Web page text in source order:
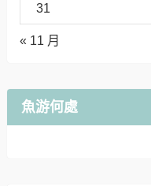
31
« 11 月
魚游何處